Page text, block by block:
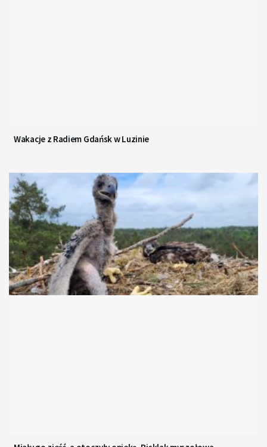
Wakacje z Radiem Gdańsk w Luzinie